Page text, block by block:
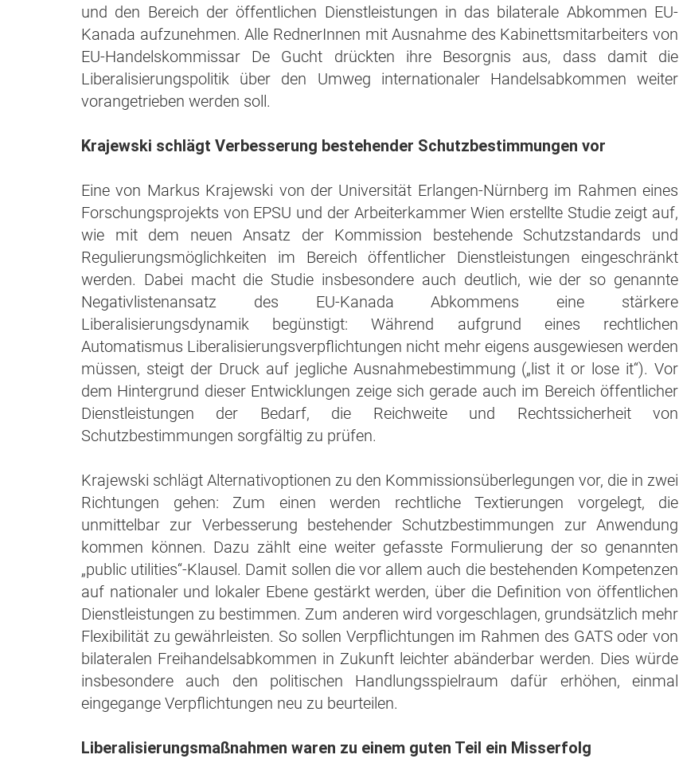
und den Bereich der öffentlichen Dienstleistungen in das bilaterale Abkommen EU-
Kanada aufzunehmen. Alle RednerInnen mit Ausnahme des Kabinettsmitarbeiters von
EU-Handelskommissar De Gucht drückten ihre Besorgnis aus, dass damit die
Liberalisierungspolitik über den Umweg internationaler Handelsabkommen weiter
vorangetrieben werden soll.
Krajewski schlägt Verbesserung bestehender Schutzbestimmungen vor
Eine von Markus Krajewski von der Universität Erlangen-Nürnberg im Rahmen eines
Forschungsprojekts von EPSU und der Arbeiterkammer Wien erstellte Studie zeigt auf,
wie mit dem neuen Ansatz der Kommission bestehende Schutzstandards und
Regulierungsmöglichkeiten im Bereich öffentlicher Dienstleistungen eingeschränkt
werden. Dabei macht die Studie insbesondere auch deutlich, wie der so genannte
Negativlistenansatz des EU-Kanada Abkommens eine stärkere
Liberalisierungsdynamik begünstigt: Während aufgrund eines rechtlichen
Automatismus Liberalisierungsverpflichtungen nicht mehr eigens ausgewiesen werden
müssen, steigt der Druck auf jegliche Ausnahmebestimmung („list it or lose it“). Vor
dem Hintergrund dieser Entwicklungen zeige sich gerade auch im Bereich öffentlicher
Dienstleistungen der Bedarf, die Reichweite und Rechtssicherheit von
Schutzbestimmungen sorgfältig zu prüfen.
Krajewski schlägt Alternativoptionen zu den Kommissionsüberlegungen vor, die in zwei
Richtungen gehen: Zum einen werden rechtliche Textierungen vorgelegt, die
unmittelbar zur Verbesserung bestehender Schutzbestimmungen zur Anwendung
kommen können. Dazu zählt eine weiter gefasste Formulierung der so genannten
„public utilities“-Klausel. Damit sollen die vor allem auch die bestehenden Kompetenzen
auf nationaler und lokaler Ebene gestärkt werden, über die Definition von öffentlichen
Dienstleistungen zu bestimmen. Zum anderen wird vorgeschlagen, grundsätzlich mehr
Flexibilität zu gewährleisten. So sollen Verpflichtungen im Rahmen des GATS oder von
bilateralen Freihandelsabkommen in Zukunft leichter abänderbar werden. Dies würde
insbesondere auch den politischen Handlungsspielraum dafür erhöhen, einmal
eingegange Verpflichtungen neu zu beurteilen.
Liberalisierungsmaßnahmen waren zu einem guten Teil ein Misserfolg